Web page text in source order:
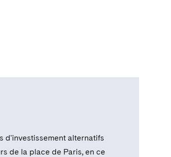
d'investissement alternatifs
de la place de Paris, en ce